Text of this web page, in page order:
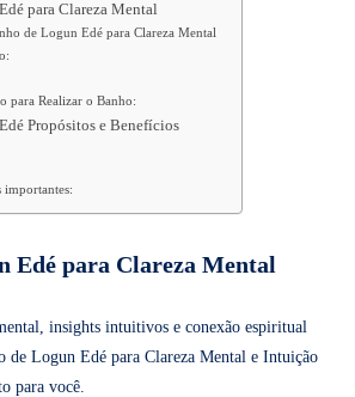
para Clareza Mental
de Logun Edé para Clareza Mental
para Realizar o Banho:
Propósitos e Benefícios
importantes:
Edé para Clareza Mental
insights intuitivos e conexão espiritual
de Logun Edé para Clareza Mental e Intuição
para você.